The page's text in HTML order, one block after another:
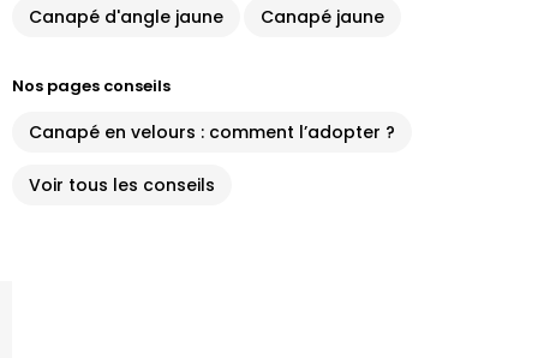
Canapé d'angle jaune Canapé jaune
Nos pages conseils
Canapé en velours : comment l’adopter ?
Voir tous les conseils